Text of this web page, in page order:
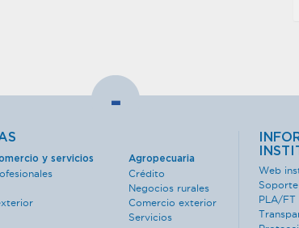
-
y servicios Agropecuaria
Crédito
Negocios rurales
Comercio exterior
Servicios
Web
PLA/FT